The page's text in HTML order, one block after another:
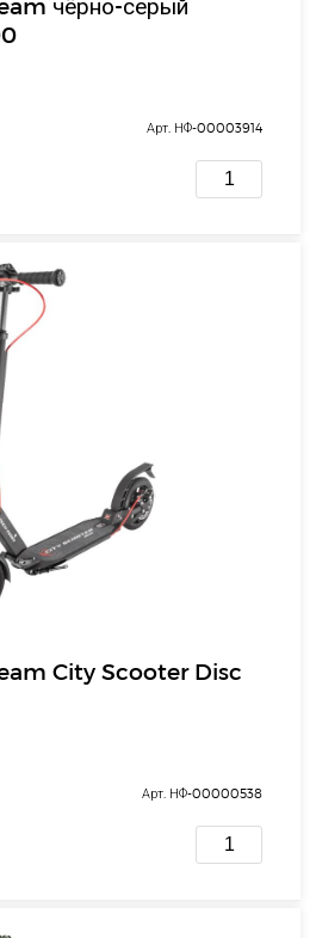
Арт. НФ-00003914
City Scooter Disc
Арт. НФ-00000538